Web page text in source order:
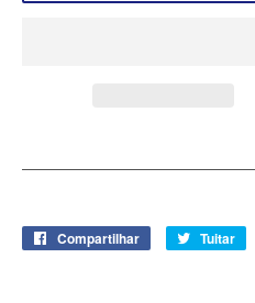
Compartilhar
Compartilhar
Tuitar